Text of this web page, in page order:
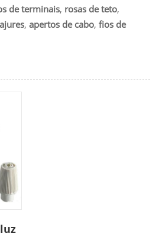
de terminais, rosas de teto,
, apertos de cabo, fios de